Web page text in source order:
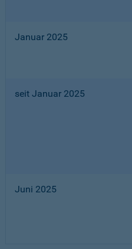
Januar 2025
seit Januar 2025
Juni 2025